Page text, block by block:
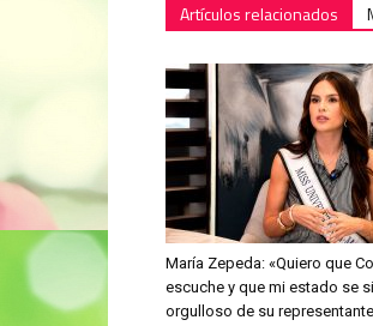
Artículos relacionados
María Zepeda: «Quiero que
escuche y que mi estado se
orgulloso de su